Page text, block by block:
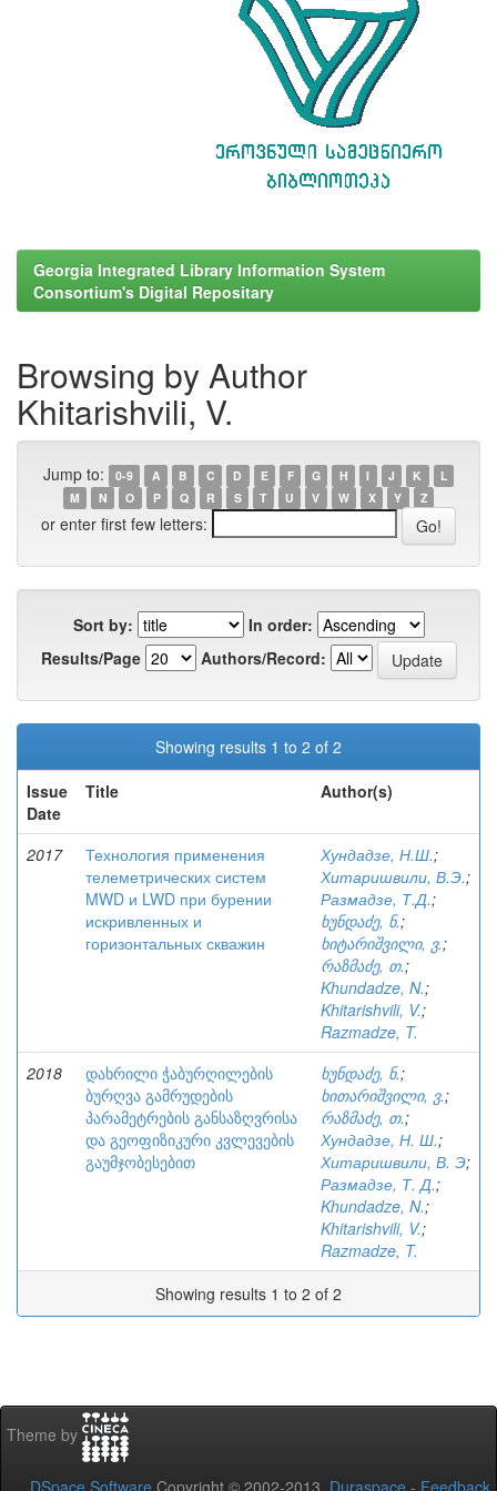
Georgia Integrated Library Information System
Consortium's Digital Repositary
Browsing by Author
Khitarishvili, V.
Jump to: 0-9 A B C D E F G H I J K
L
M
N O P Q R S T U V W X Y Z
or enter first few letters:
Sort by:
In order:
Results/Page
Authors/Record:
Showing results 1 to 2 of 2
Issue
Date
Title Author(s)
2017
Технология применения
телеметрических систем
MWD и LWD при бурении
искривленных и
горизонтальных скважин
Хундадзе, Н.Ш.;
Хитаришвили, В.Э.;
Размадзе, Т.Д.;
ხუნდაძე, ნ.;
ხიტარიშვილი, ვ.;
რაზმაძე, თ.;
Khundadze, N.;
Khitarishvili, V.;
Razmadze, T.
2018
დახრილი ჭაბურღილების
ბურღვა გამრუდების
პარამეტრების განსაზღვრისა
და გეოფიზიკური კვლევების
გაუმჯობესებით
ხუნდაძე, ნ.;
ხითარიშვილი, ვ.;
რაზმაძე, თ.;
Хундадзе, Н. Ш.;
Хитаришвили, В. Э;
Размадзе, Т. Д.;
Khundadze, N.;
Khitarishvili, V.;
Razmadze, T.
Showing results 1 to 2 of 2
Theme by
DSpace Software Copyright © 2002-2013 Duraspace - Feedback